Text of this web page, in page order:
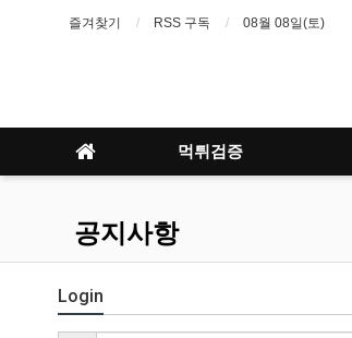
즐겨찾기 RSS 구독 08월 08일(토)
먹튀검증
공지사항
Login